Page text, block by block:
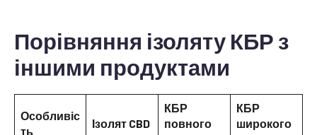
Порівняння ізоляту КБР з
іншими продуктами
Особливіс
ть
Ізолят CBD
КБР
повного
КБР
широкого